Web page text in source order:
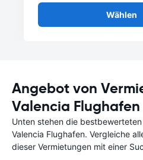
Wählen
Angebot von
Valencia Flughafen
Unten stehen die
Valencia Flughafen. Vergleiche
dieser Vermietungen mit einer